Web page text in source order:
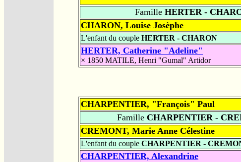
FamilleHERTER -
CHARON, Louise Josèphe
L'enfant du couple HERTER - CHARON
HERTER, Catherine "Adeline"
× 1850 MATILE, Henri "Gumal" Artidor
CHARPENTIER, "François" Paul
FamilleCHARPENTIER -
CREMONT, Marie Anne Célestine
L'enfant du couple CHARPENTIER -
CHARPENTIER, Alexandrine